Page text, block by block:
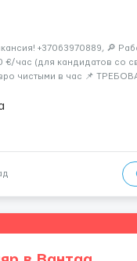
+37063970889, 🔎
€/час (для кандидатов со
чистыми в час 📌